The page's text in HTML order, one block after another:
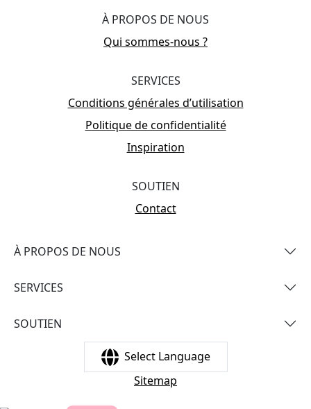
À PROPOS DE NOUS
Qui sommes-nous ?
SERVICES
Conditions générales d’utilisation
Politique de confidentialité
Inspiration
SOUTIEN
Contact
À PROPOS DE NOUS
SERVICES
SOUTIEN
Select Language
Sitemap